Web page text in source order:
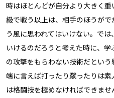
時はほとんどが自分より大きく
級で戦う以上は、相手のほうが
う風に思われてはいけない。で
いけるのだろうと考えた時に、
の攻撃をもらわない技術だとい
端に言えば打ったり蹴ったりは
は格闘技を極めなければできま